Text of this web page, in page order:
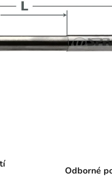
Odborné